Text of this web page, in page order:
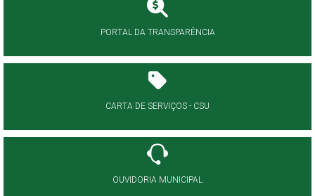
PORTAL DA TRANSPARÊNCIA
CARTA DE SERVIÇOS - CSU
OUVIDORIA MUNICIPAL